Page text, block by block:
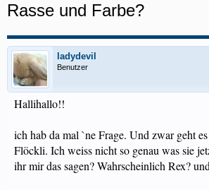
Rasse und Farbe?
ladydevil
Benutzer
Hallihallo!!
ich hab da mal `ne Frage. Und zwar geht
Flöckli. Ich weiss nicht so genau was sie
ihr mir das sagen? Wahrscheinlich Rex?